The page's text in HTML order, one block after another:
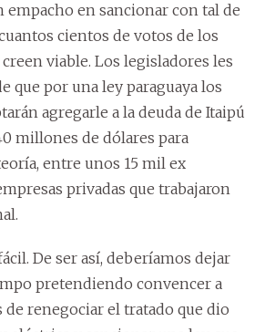
empacho en sancionar con tal de
cientos de votos de los
viable. Los legisladores les
que por una ley paraguaya los
agregarle a la deuda de Itaipú
millones de dólares para
entre unos 15 mil ex
privadas que trabajaron
De ser así, deberíamos dejar
pretendiendo convencer a
de renegociar el tratado que dio